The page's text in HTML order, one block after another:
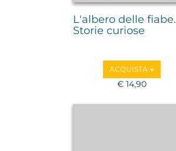
L'albero delle fiabe.
Storie curiose
ACQUISTA
€ 14,90